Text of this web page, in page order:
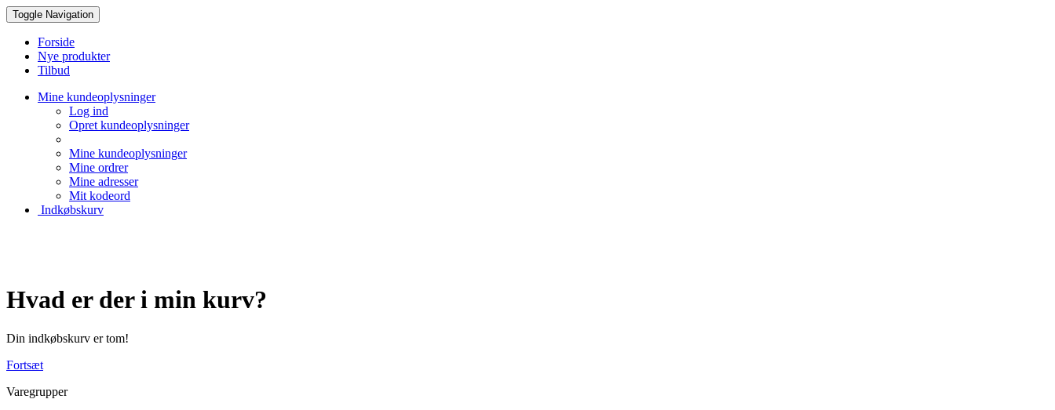
Toggle Navigation
Forside
Nye produkter
Tilbud
Mine kundeoplysninger
Log ind
Opret kundeoplysninger
Mine kundeoplysninger
Mine ordrer
Mine adresser
Mit kodeord
Indkøbskurv
Hvad er der i min kurv?
Din indkøbskurv er tom!
Fortsæt
Varegrupper